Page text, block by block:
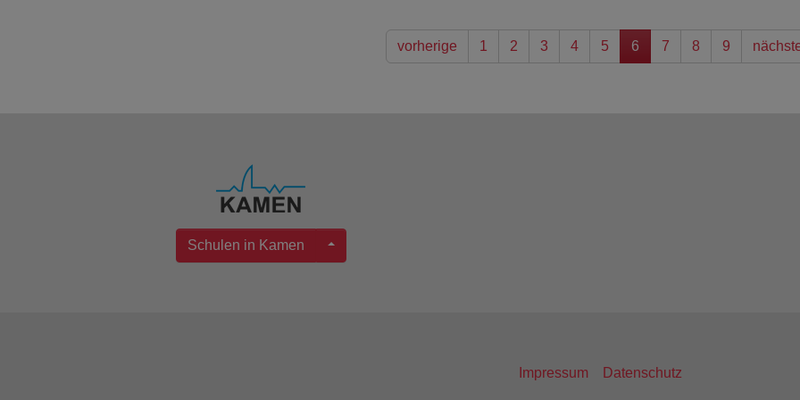
vorherige 1 2 3 4 5 6 7 8 9
Schulen in Kamen
Impressum Datenschutz